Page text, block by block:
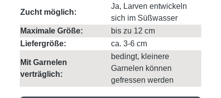
Zucht möglich:
Ja, Larven entwickeln
sich im Süßwasser
Maximale Größe:
bis zu 12 cm
Liefergröße:
ca. 3-6 cm
Mit Garnelen
verträglich:
bedingt, kleinere
Garnelen können
gefressen werden